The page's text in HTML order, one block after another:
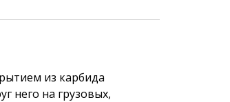
из карбида
него на грузовых,